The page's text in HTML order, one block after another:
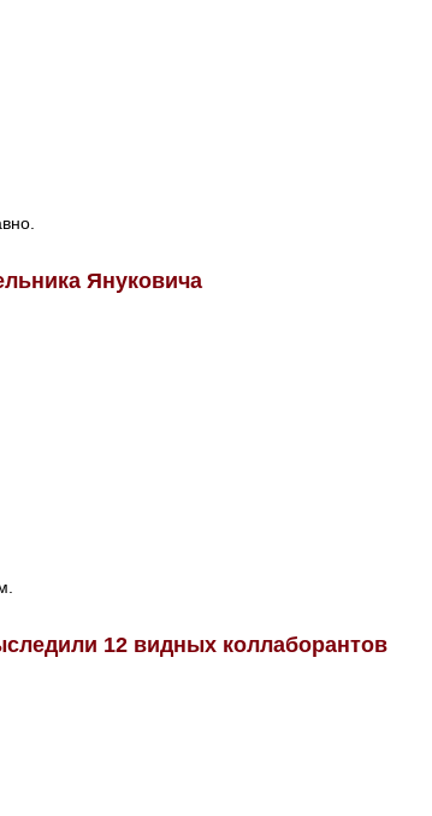
Януковича
12 видных коллаборантов